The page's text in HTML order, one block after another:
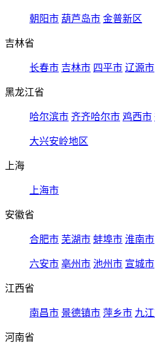
朝阳市 葫芦岛市 金普新区
吉林省
长春市 吉林市 四平市 辽源市
黑龙江省
哈尔滨市 齐齐哈尔市 鸡西市
大兴安岭地区
上海
上海市
安徽省
合肥市 芜湖市 蚌埠市 淮南市
六安市 亳州市 池州市 宣城市
江西省
南昌市 景德镇市 萍乡市 九
河南省